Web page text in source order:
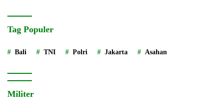
Tag Populer
Bali TNI Polri Jakarta Asahan
Militer